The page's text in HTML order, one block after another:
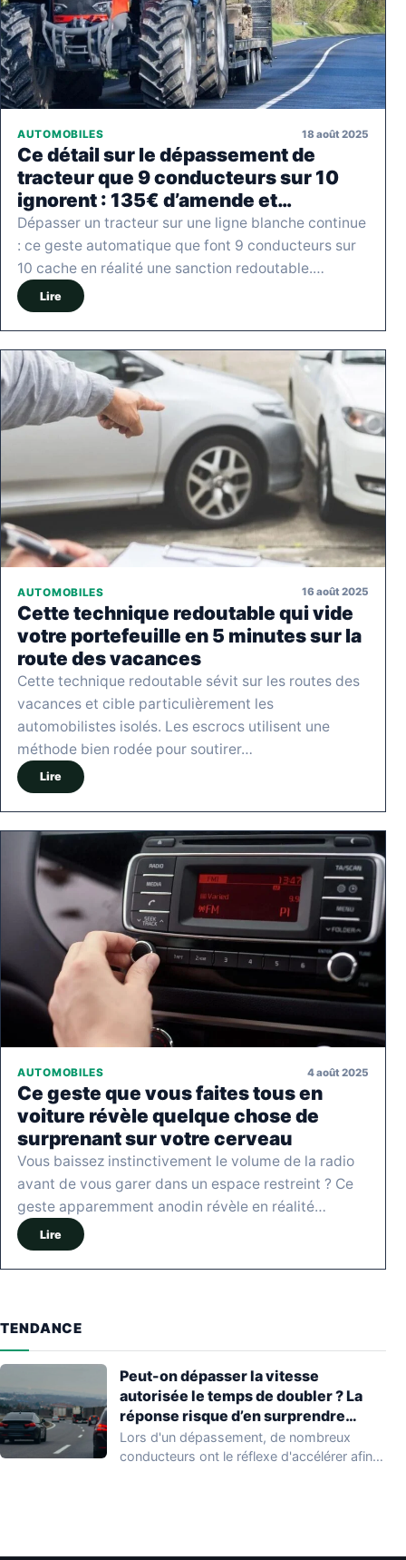
AUTOMOBILES 18 août 2025
Ce détail sur le dépassement de
tracteur que 9 conducteurs sur 10
ignorent : 135€ d’amende et…
Dépasser un tracteur sur une ligne blanche continue
: ce geste automatique que font 9 conducteurs sur
10 cache en réalité une sanction redoutable.…
Lire
AUTOMOBILES 16 août 2025
Cette technique redoutable qui vide
votre portefeuille en 5 minutes sur la
route des vacances
Cette technique redoutable sévit sur les routes des
vacances et cible particulièrement les
automobilistes isolés. Les escrocs utilisent une
méthode bien rodée pour soutirer…
Lire
AUTOMOBILES 4 août 2025
Ce geste que vous faites tous en
voiture révèle quelque chose de
surprenant sur votre cerveau
Vous baissez instinctivement le volume de la radio
avant de vous garer dans un espace restreint ? Ce
geste apparemment anodin révèle en réalité…
Lire
TENDANCE
Peut-on dépasser la vitesse
autorisée le temps de doubler ? La
réponse risque d’en surprendre
beaucoup
Lors d'un dépassement, de nombreux
conducteurs ont le réflexe d'accélérer afin